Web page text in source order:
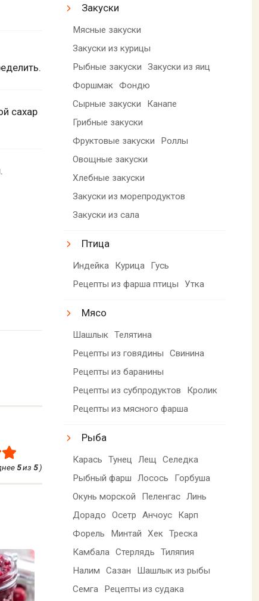
сахар
5из 5)
Закуски
Мясные закуски
Закуски из курицы
Рыбные закуски
Закуски из яиц
Форшмак Фондю
Сырные закуски
Канапе
Грибные закуски
Фруктовые закуски
Роллы
Овощные закуски
Хлебные закуски
Закуски из морепродуктов
Закуски из сала
Птица
Индейка Курица
Гусь
Рецепты из фарша птицы
Утка
Мясо
Шашлык Телятина
Рецепты из говядины
Свинина
Рецепты из баранины
Рецепты из субпродуктов
Кролик
Рецепты из мясного фарша
Рыба
Карась Тунец Лещ
Селедка
Рыбный фарш
Лосось
Горбуша
Окунь морской
Пеленгас Линь
Дорадо
Осетр Анчоус
Карп
Форель
Минтай Хек Треска
Камбала Стерлядь
Тиляпия
Налим
Сазан
Шашлык из рыбы
Семга
Рецепты из судака